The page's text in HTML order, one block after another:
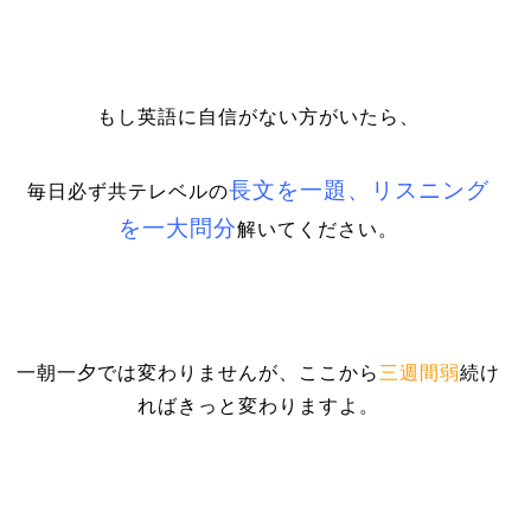
もし英語に自信がない方がいたら、
毎日必ず共テレベルの長文を一題、リスニング
を一大問分解いてください。
一朝一夕では変わりませんが、ここから 三週間弱続け
ればきっと変わりますよ。